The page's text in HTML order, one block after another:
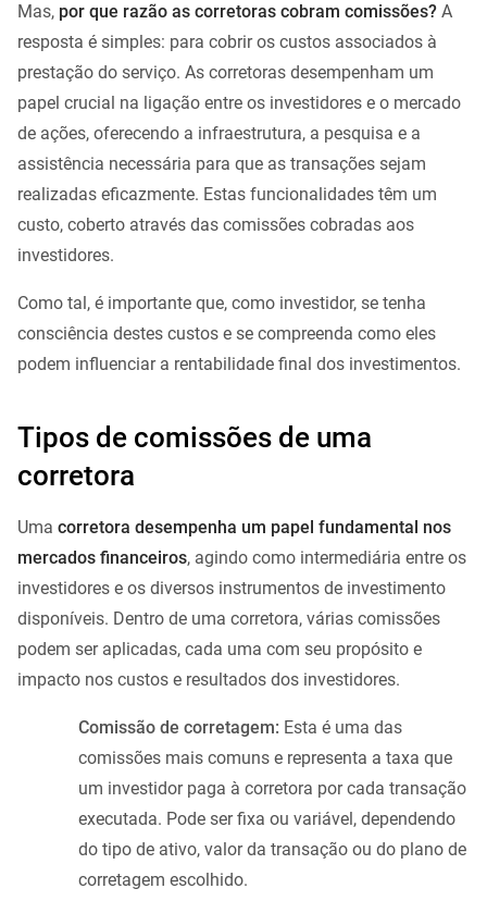
Mas, por que razão as corretoras cobram comissões? A
resposta é simples: para cobrir os custos associados à
prestação do serviço. As corretoras desempenham um
papel crucial na ligação entre os investidores e o mercado
de ações, oferecendo a infraestrutura, a pesquisa e a
assistência necessária para que as transações sejam
realizadas eficazmente. Estas funcionalidades têm um
custo, coberto através das comissões cobradas aos
investidores.
Como tal, é importante que, como investidor, se tenha
consciência destes custos e se compreenda como eles
podem influenciar a rentabilidade final dos investimentos.
Tipos de comissões de uma
corretora
Uma corretora desempenha um papel fundamental nos
mercados financeiros, agindo como intermediária entre os
investidores e os diversos instrumentos de investimento
disponíveis. Dentro de uma corretora, várias comissões
podem ser aplicadas, cada uma com seu propósito e
impacto nos custos e resultados dos investidores.
Comissão de corretagem: Esta é uma das
comissões mais comuns e representa a taxa que
um investidor paga à corretora por cada transação
executada. Pode ser fixa ou variável, dependendo
do tipo de ativo, valor da transação ou do plano de
corretagem escolhido.